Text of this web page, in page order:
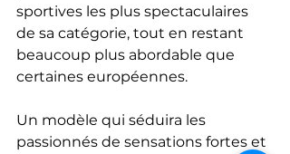
sportives les plus spectaculaires
de sa catégorie, tout en restant
beaucoup plus abordable que
certaines européennes.
Un modèle qui séduira les
passionnés de sensations fortes et